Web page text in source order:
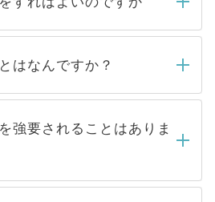
ましたら、弊社担当者がご
し、その後メールもしくは
営業日以内にはご連絡をせて
で、しばらくお待ちくださ
はなんですか？
で取り扱っている求人の
Webサイトからご覧いただ
求人」です。非公開求人は
って、一般には公開してい
強要されることはありま
要することは一切ありませ